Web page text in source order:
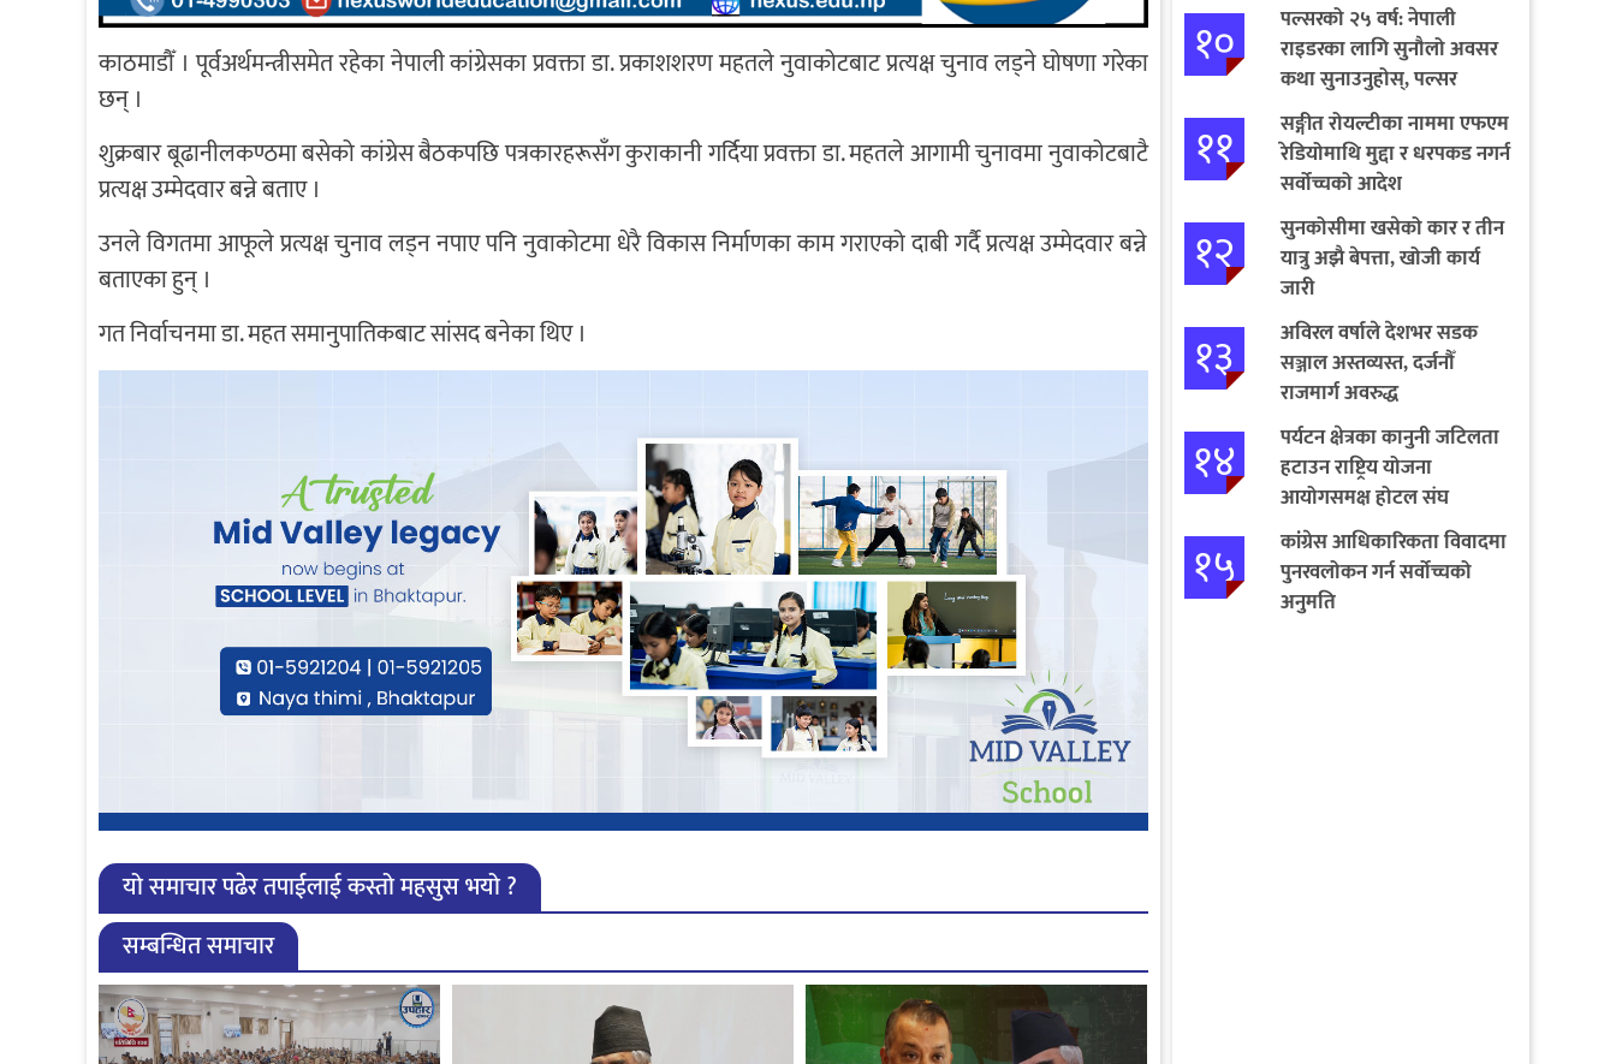
काठमाडौँ । पूर्वअर्थमन्त्रीसमेत रहेका नेपाली कांग्रेसका प्रवक्ता डा. प्रकाशशरण महतले नुवाकोटबाट प्रत्यक्ष चुनाव लड्ने घोषणा गरेका
छन् ।
शुक्रबार बूढानीलकण्ठमा बसेको कांग्रेस बैठकपछि पत्रकारहरूसँग कुराकानी गर्दिया प्रवक्ता डा. महतले आगामी चुनावमा नुवाकोटबाटै
प्रत्यक्ष उम्मेदवार बन्ने बताए ।
उनले विगतमा आफूले प्रत्यक्ष चुनाव लड्न नपाए पनि नुवाकोटमा धेरै विकास निर्माणका काम गराएको दाबी गर्दै प्रत्यक्ष उम्मेदवार बन्ने
बताएका हुन् ।
गत निर्वाचनमा डा. महत समानुपातिकबाट सांसद बनेका थिए ।
यो समाचार पढेर तपाईलाई कस्तो महसुस भयो ?
सम्बन्धित समाचार
१०
पल्सरको २५ वर्ष: नेपाली
राइडरका लागि सुनौलो अवसर
कथा सुनाउनुहोस्, पल्सर
जित्नुहोस्
११
सङ्गीत रोयल्टीका नाममा एफएम
रेडियोमाथि मुद्दा र धरपकड नगर्न
सर्वोच्चको आदेश
१२
सुनकोसीमा खसेको कार र तीन
यात्रु अझै बेपत्ता, खोजी कार्य
जारी
१३
अविरल वर्षाले देशभर सडक
सञ्जाल अस्तव्यस्त, दर्जनौँ
राजमार्ग अवरुद्ध
१४
पर्यटन क्षेत्रका कानुनी जटिलता
हटाउन राष्ट्रिय योजना
आयोगसमक्ष होटल संघ
बागमतीका पाँचबुँदे माग
१५
कांग्रेस आधिकारिकता विवादमा
पुनरवलोकन गर्न सर्वोच्चको
अनुमति